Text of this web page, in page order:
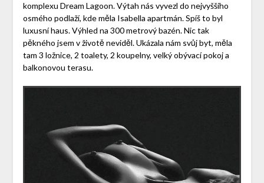
komplexu Dream Lagoon. Výtah nás vyvezl do nejvyššího
osmého podlaží, kde měla Isabella apartmán. Spíš to byl
luxusní haus. Výhled na 300 metrový bazén. Nic tak
pěkného jsem v životě neviděl. Ukázala nám svůj byt, měla
tam 3 ložnice, 2 toalety, 2 koupelny, velký obývací pokoj a
balkonovou terasu.